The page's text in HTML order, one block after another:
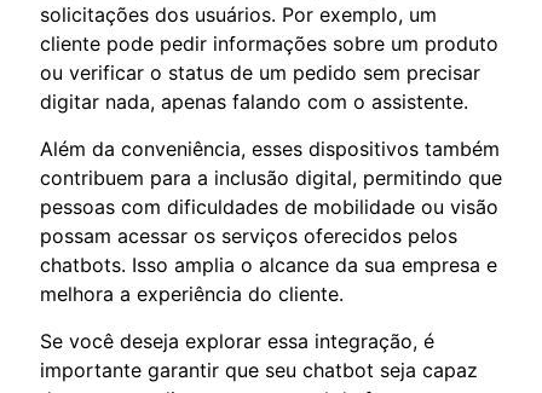
solicitações dos usuários. Por exemplo, um
cliente pode pedir informações sobre um produto
ou verificar o status de um pedido sem precisar
digitar nada, apenas falando com o assistente.
Além da conveniência, esses dispositivos também
contribuem para a inclusão digital, permitindo que
pessoas com dificuldades de mobilidade ou visão
possam acessar os serviços oferecidos pelos
chatbots. Isso amplia o alcance da sua empresa e
melhora a experiência do cliente.
Se você deseja explorar essa integração, é
importante garantir que seu chatbot seja capaz